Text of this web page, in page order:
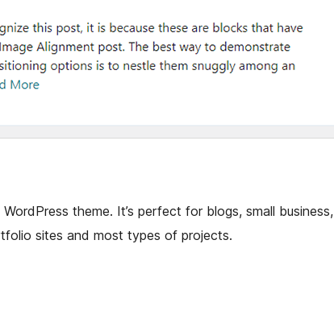
theme. It’s perfect for blogs, small business,
sites and most types of projects.